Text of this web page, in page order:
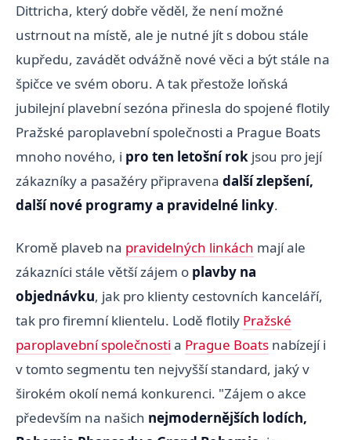
Dittricha, který dobře věděl, že není možné
ustrnout na místě, ale je nutné jít s dobou stále
kupředu, zavádět odvážně nové věci a být stále na
špičce ve svém oboru. A tak přestože loňská
jubilejní plavební sezóna přinesla do spojené flotily
Pražské paroplavební společnosti a Prague Boats
mnoho nového, i pro ten letošní rok jsou pro její
zákazníky a pasažéry připravena další zlepšení,
další nové programy a pravidelné linky.
Kromě plaveb na pravidelných linkách mají ale
zákazníci stále větší zájem o plavby na
objednávku, jak pro klienty cestovních kanceláří,
tak pro firemní klientelu. Lodě flotily Pražské
paroplavební společnosti a Prague Boats nabízejí i
v tomto segmentu ten nejvyšší standard, jaký v
širokém okolí nemá konkurenci. "Zájem o akce
především na našich nejmodernějších lodích,